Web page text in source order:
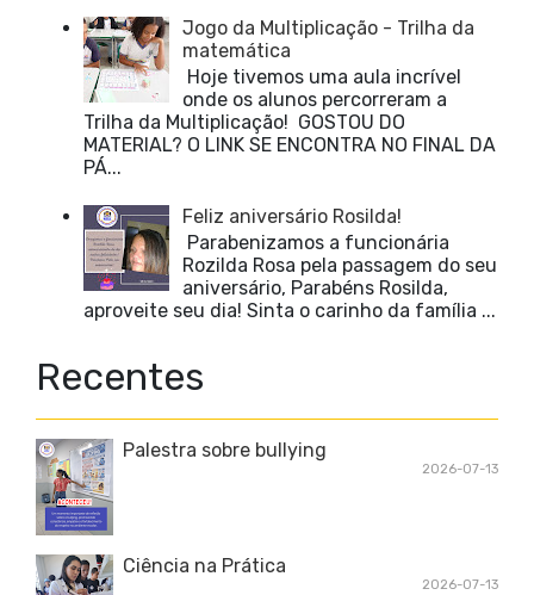
Jogo da Multiplicação - Trilha da
matemática
Hoje tivemos uma aula incrível
onde os alunos percorreram a
Trilha da Multiplicação! GOSTOU DO
MATERIAL? O LINK SE ENCONTRA NO FINAL DA
PÁ...
Feliz aniversário Rosilda!
Parabenizamos a funcionária
Rozilda Rosa pela passagem do seu
aniversário, Parabéns Rosilda,
aproveite seu dia! Sinta o carinho da família ...
Recentes
Palestra sobre bullying
2026-07-13
Ciência na Prática
2026-07-13